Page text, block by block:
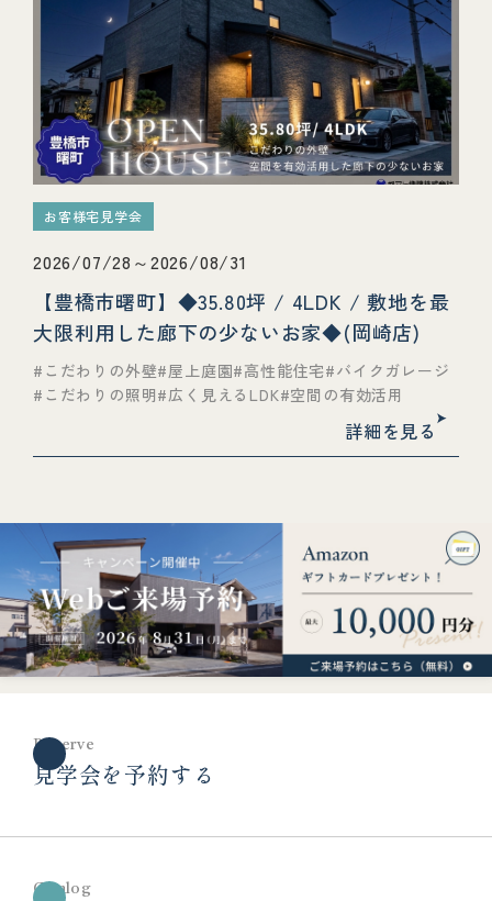
お客様宅見学会
2026/07/28～2026/08/31
【豊橋市曙町】◆35.80坪 / 4LDK / 敷地を最
大限利用した廊下の少ないお家◆(岡崎店)
こだわりの外壁 屋上庭園 高性能住宅
バイクガレージ
こだわりの照明
広く見えるLDK 空間の有効活用
詳細を見る
Reserve
見学会を予約する
Catalog